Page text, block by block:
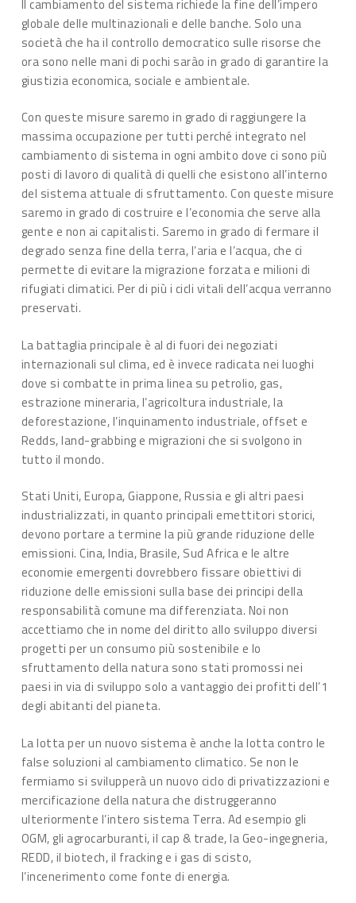
Il cambiamento del sistema richiede la fine dell’impero
globale delle multinazionali e delle banche. Solo una
società che ha il controllo democratico sulle risorse che
ora sono nelle mani di pochi sarào in grado di garantire la
giustizia economica, sociale e ambientale.
Con queste misure saremo in grado di raggiungere la
massima occupazione per tutti perché integrato nel
cambiamento di sistema in ogni ambito dove ci sono più
posti di lavoro di qualità di quelli che esistono all’interno
del sistema attuale di sfruttamento. Con queste misure
saremo in grado di costruire e l’economia che serve alla
gente e non ai capitalisti. Saremo in grado di fermare il
degrado senza fine della terra, l’aria e l’acqua, che ci
permette di evitare la migrazione forzata e milioni di
rifugiati climatici. Per di più i cicli vitali dell’acqua verranno
preservati.
La battaglia principale è al di fuori dei negoziati
internazionali sul clima, ed è invece radicata nei luoghi
dove si combatte in prima linea su petrolio, gas,
estrazione mineraria, l’agricoltura industriale, la
deforestazione, l’inquinamento industriale, offset e
Redds, land-grabbing e migrazioni che si svolgono in
tutto il mondo.
Stati Uniti, Europa, Giappone, Russia e gli altri paesi
industrializzati, in quanto principali emettitori storici,
devono portare a termine la più grande riduzione delle
emissioni. Cina, India, Brasile, Sud Africa e le altre
economie emergenti dovrebbero fissare obiettivi di
riduzione delle emissioni sulla base dei principi della
responsabilità comune ma differenziata. Noi non
accettiamo che in nome del diritto allo sviluppo diversi
progetti per un consumo più sostenibile e lo
sfruttamento della natura sono stati promossi nei
paesi in via di sviluppo solo a vantaggio dei profitti dell’1
degli abitanti del pianeta.
La lotta per un nuovo sistema è anche la lotta contro le
false soluzioni al cambiamento climatico. Se non le
fermiamo si svilupperà un nuovo ciclo di privatizzazioni e
mercificazione della natura che distruggeranno
ulteriormente l’intero sistema Terra. Ad esempio gli
OGM, gli agrocarburanti, il cap & trade, la Geo-ingegneria,
REDD, il biotech, il fracking e i gas di scisto,
l’incenerimento come fonte di energia.